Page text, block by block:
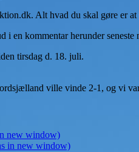
Alt hvad du skal gøre er
i en kommentar herunder
tirsdag d. 18. juli.
ville vinde 2-1, og vi
new window)
in new window)